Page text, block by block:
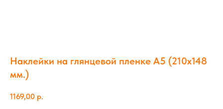
Наклейки на глянцевой пленке А5 (210х148
мм.)
1169,00 р.